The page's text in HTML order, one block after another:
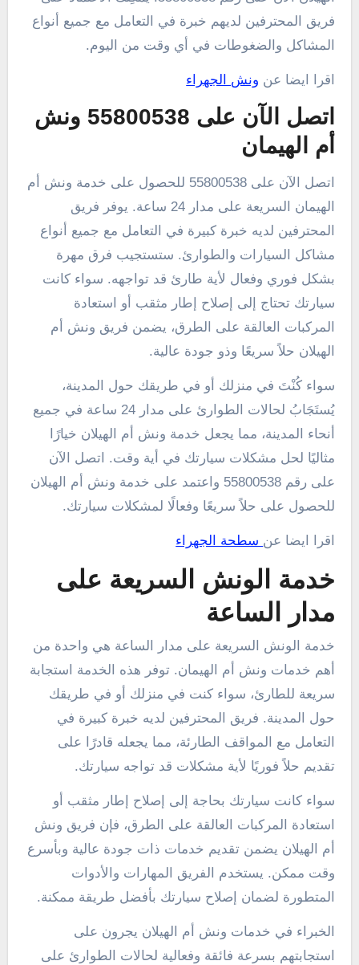
فريق المحترفين لديهم خبرة في التعامل مع جميع أنواع
المشاكل والضغوطات في أي وقت من اليوم.
اقرا ايضا عن ونش الجهراء
اتصل الآن على 55800538 ونش
أم الهيمان
اتصل الآن على 55800538 للحصول على خدمة ونش أم
الهيمان السريعة على مدار 24 ساعة. يوفر فريق
المحترفين لديه خبرة كبيرة في التعامل مع جميع أنواع
مشاكل السيارات والطوارئ. ستستجيب فرق مهرة
بشكل فوري وفعال لأية طارئ قد تواجهه. سواء كانت
سيارتك تحتاج إلى إصلاح إطار مثقب أو استعادة
المركبات العالقة على الطرق، يضمن فريق ونش أم
الهيلان حلاً سريعًا وذو جودة عالية.
سواء كُنْتَ في منزلك أو في طريقك حول المدينة،
يُستَجَابُ لحالات الطوارئ على مدار 24 ساعة في جميع
أنحاء المدينة، مما يجعل خدمة ونش أم الهيلان خيارًا
مثاليًا لحل مشكلات سيارتك في أية وقت. اتصل الآن
على رقم 55800538 واعتمد على خدمة ونش أم الهيلان
للحصول على حلاً سريعًا وفعالًا لمشكلات سيارتك.
اقرا ايضا عن سطحة الجهراء
خدمة الونش السريعة على
مدار الساعة
خدمة الونش السريعة على مدار الساعة هي واحدة من
أهم خدمات ونش أم الهيمان. توفر هذه الخدمة استجابة
سريعة للطارئ، سواء كنت في منزلك أو في طريقك
حول المدينة. فريق المحترفين لديه خبرة كبيرة في
التعامل مع المواقف الطارئة، مما يجعله قادرًا على
تقديم حلاً فوريًا لأية مشكلات قد تواجه سيارتك.
سواء كانت سيارتك بحاجة إلى إصلاح إطار مثقب أو
استعادة المركبات العالقة على الطرق، فإن فريق ونش
أم الهيلان يضمن تقديم خدمات ذات جودة عالية وبأسرع
وقت ممكن. يستخدم الفريق المهارات والأدوات
المتطورة لضمان إصلاح سيارتك بأفضل طريقة ممكنة.
الخبراء في خدمات ونش أم الهيلان يجرون على
استجابتهم بسرعة فائقة وفعالية لحالات الطوارئ على